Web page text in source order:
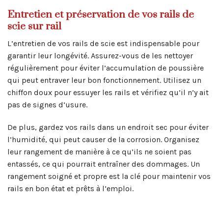
Entretien et préservation de vos rails de
scie sur rail
L’entretien de vos rails de scie est indispensable pour
garantir leur longévité. Assurez-vous de les nettoyer
régulièrement pour éviter l’accumulation de poussière
qui peut entraver leur bon fonctionnement. Utilisez un
chiffon doux pour essuyer les rails et vérifiez qu’il n’y ait
pas de signes d’usure.
De plus, gardez vos rails dans un endroit sec pour éviter
l’humidité, qui peut causer de la corrosion. Organisez
leur rangement de manière à ce qu’ils ne soient pas
entassés, ce qui pourrait entraîner des dommages. Un
rangement soigné et propre est la clé pour maintenir vos
rails en bon état et prêts à l’emploi.